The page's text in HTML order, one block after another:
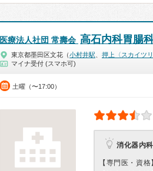
医療法人社団 常壽会 高石内科胃腸
東京都墨田区文花（小村井駅 押上〈スカイツ
マイナ受付 (スマホ可)
土曜（〜17:00）
消化器内
【専門医・資格